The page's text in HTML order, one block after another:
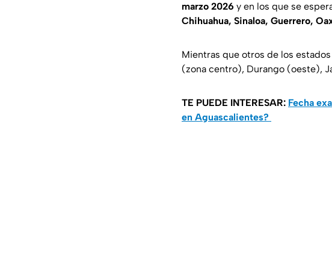
marzo 2026 y en los que se
Chihuahua, Sinaloa, Guerrero,
Mientras que otros de los
(zona centro), Durango (oeste),
TE PUEDE INTERESAR: Fecha
en Aguascalientes?